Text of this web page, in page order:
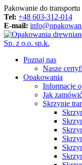
Pakowanie do
Tel: +48 603-312-014
E-mail:
Poznaj nas
Nasze
Opakowania
Informacje
Jak
Skrzynie